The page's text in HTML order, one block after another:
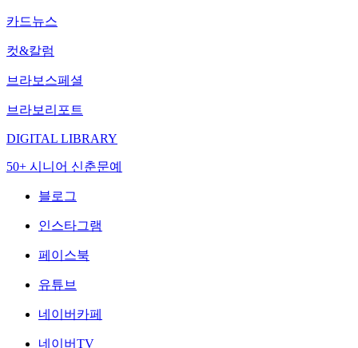
카드뉴스
컷&칼럼
브라보스페셜
브라보리포트
DIGITAL LIBRARY
50+ 시니어 신춘문예
블로그
인스타그램
페이스북
유튜브
네이버카페
네이버TV